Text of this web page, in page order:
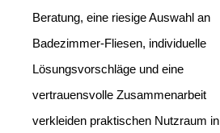
Beratung, eine riesige Auswahl an
Badezimmer-Fliesen, individuelle
Lösungsvorschläge und eine
vertrauensvolle Zusammenarbeit
verkleiden praktischen Nutzraum in